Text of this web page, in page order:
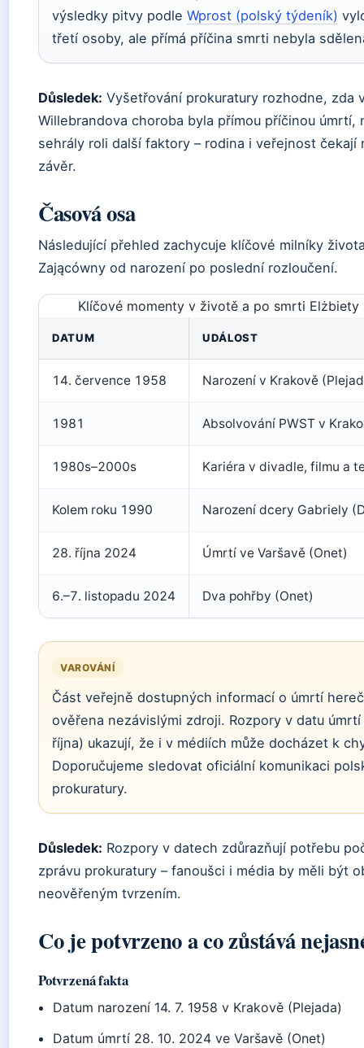
výsledky pitvy podle Wprost (polský týdeník)
třetí osoby, ale přímá příčina smrti nebyla
Důsledek: Vyšetřování prokuratury rozhodne, zda
Willebrandova choroba byla přímou příčinou úmrtí,
sehrály roli další faktory – rodina i veřejnost čekají
závěr.
Časová osa
Následující přehled zachycuje klíčové milníky
Zającówny od narození po poslední rozloučení.
Klíčové momenty v životě a po smrti Elżbiety
DATUM UDÁLOST
14. července 1958 Narození v Krakově
1981 Absolvování PWST v
1980s–2000s Kariéra v divadle, filmu a
Kolem roku 1990 Narození dcery Gabriely
28. října 2024 Úmrtí ve Varšavě (Onet)
6.–7. listopadu 2024 Dva pohřby (Onet)
VAROVÁNÍ
Část veřejně dostupných informací o úmrtí
ověřena nezávislými zdroji. Rozpory v datu
října) ukazují, že i v médiích může docházet k
Doporučujeme sledovat oficiální komunikaci
prokuratury.
Důsledek: Rozpory v datech zdůrazňují potřebu
zprávu prokuratury – fanoušci i média by měli být
neověřeným tvrzením.
Co je potvrzeno a co zůstává
Potvrzená fakta
Datum narození 14. 7. 1958 v Krakově (Plejada)
Datum úmrtí 28. 10. 2024 ve Varšavě (Onet)